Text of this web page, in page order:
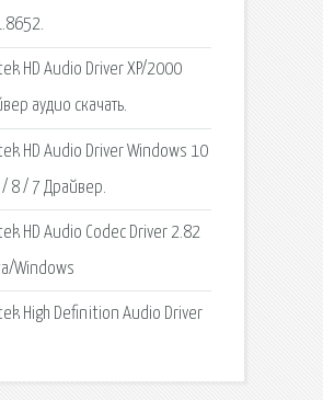
HD Audio Driver XP/2000
аудио скачать.
HD Audio Driver Windows 10
8 / 7 Драйвер.
HD Audio Codec Driver 2.82
Windows
High Definition Audio Driver